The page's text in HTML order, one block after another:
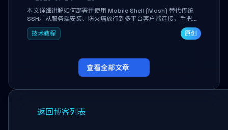
本文详细讲解如何部署并使用 Mobile Shell (Mosh) 替代传统
SSH。从服务端安装、防火墙放行到多平台客户端连接，手把手
带你掌握本地回显、连接漫游与断线自动恢复等核心功能。彻底
解决高铁、移动网络等弱网场景下 SSH 频繁掉线、会话丢失的痛
技术教程 原创
查看全部文章
返回博客列表